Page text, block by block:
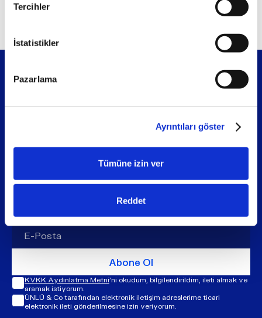
Tercihler
İstatistikler
Pazarlama
Ayrıntıları göster
Tümüne izin ver
Reddet
hızlı erişim imkânlarımızla güvenli bir yatırım olanağı
Bilgi Akışımıza Katılın
Abone Ol
ÜNLÜ & Co tarafından elektronik iletişim adreslerime ticari
elektronik ileti gönderilmesine izin veriyorum.
KVKK Aydınlatma Metni'ni okudum, bilgilendirildim, ileti almak ve
aramak istiyorum.